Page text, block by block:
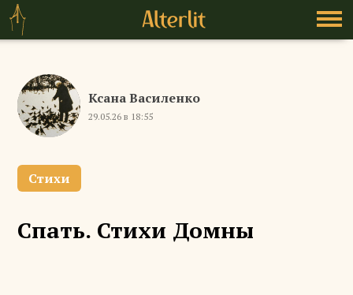
Ксана Василенко
29.05.26 в 18:55
Стихи
Спать. Стихи Домны